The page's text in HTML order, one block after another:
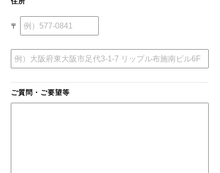
〒
ご質問・ご要望等